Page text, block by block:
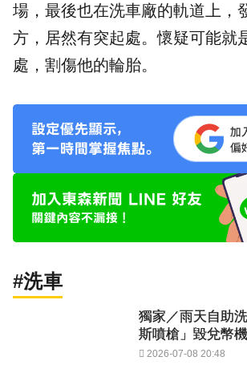
場，最後也在洗車廠的軌道上，
方，居然有突起處。懷疑可能就
處，割傷他的輪胎。
#洗車
獨家／雨天自助
斯噴槍」毀兌幣
2026-07-08 20:48